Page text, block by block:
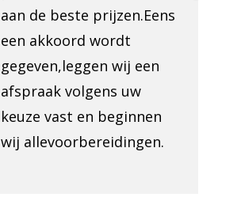
aan de beste prijzen.Eens
een akkoord wordt
gegeven,leggen wij een
afspraak volgens uw
keuze vast en beginnen
wij allevoorbereidingen.